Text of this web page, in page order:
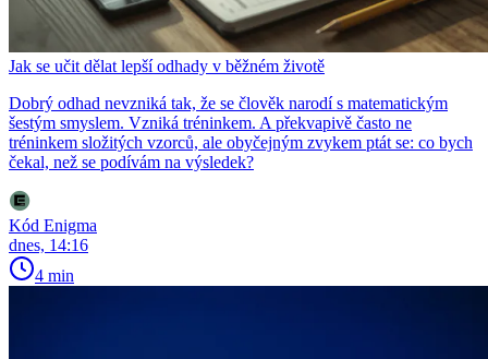
Jak se učit dělat lepší odhady v běžném životě
Dobrý odhad nevzniká tak, že se člověk narodí s matematickým
šestým smyslem. Vzniká tréninkem. A překvapivě často ne
tréninkem složitých vzorců, ale obyčejným zvykem ptát se: co bych
čekal, než se podívám na výsledek?
Kód Enigma
dnes, 14:16
4 min